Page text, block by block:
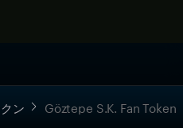
ン Göztepe S.K. Fan Token